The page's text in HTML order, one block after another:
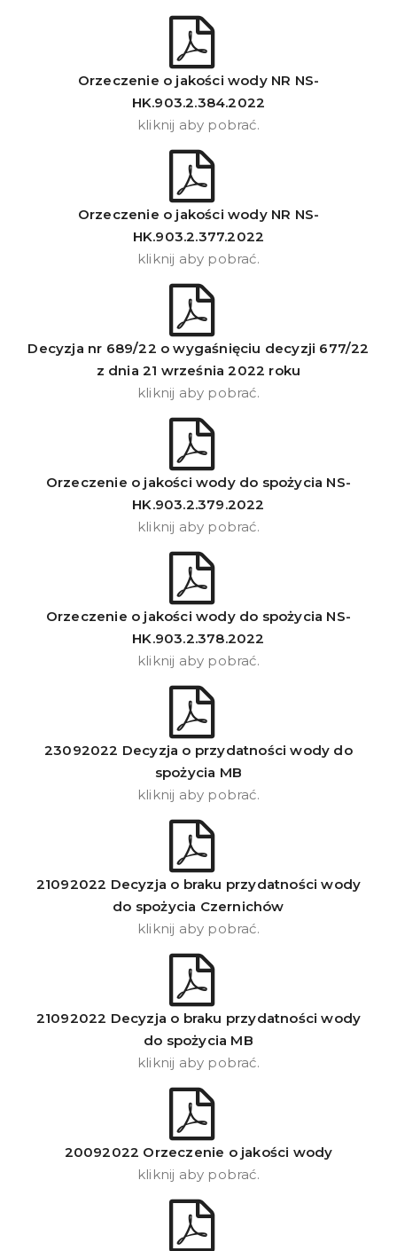
Orzeczenie o jakości wody NR NS-
HK.903.2.384.2022
kliknij aby pobrać.
Orzeczenie o jakości wody NR NS-
HK.903.2.377.2022
kliknij aby pobrać.
Decyzja nr 689/22 o wygaśnięciu decyzji 677/22
z dnia 21 września 2022 roku
kliknij aby pobrać.
Orzeczenie o jakości wody do spożycia NS-
HK.903.2.379.2022
kliknij aby pobrać.
Orzeczenie o jakości wody do spożycia NS-
HK.903.2.378.2022
kliknij aby pobrać.
23092022 Decyzja o przydatności wody do
spożycia MB
kliknij aby pobrać.
21092022 Decyzja o braku przydatności wody
do spożycia Czernichów
kliknij aby pobrać.
21092022 Decyzja o braku przydatności wody
do spożycia MB
kliknij aby pobrać.
20092022 Orzeczenie o jakości wody
kliknij aby pobrać.